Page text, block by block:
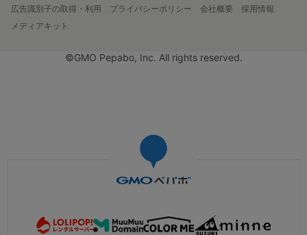
広告識別子の取得・利用
プライバシーポリシー 会社概要
採用情報
メディアキット
©GMO Pepabo, Inc. All rights reserved.